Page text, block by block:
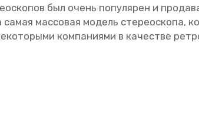
был очень по­пу­ля­рен и
самая мас­со­вая мо­дель сте­рео­ско­па,
ком­па­ни­я­ми в ка­че­стве